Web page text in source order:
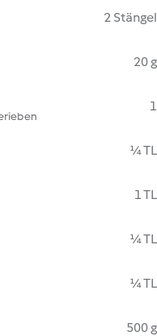
2 Stängel
20 g
1
¼ TL
1 TL
¼ TL
¼ TL
500 g